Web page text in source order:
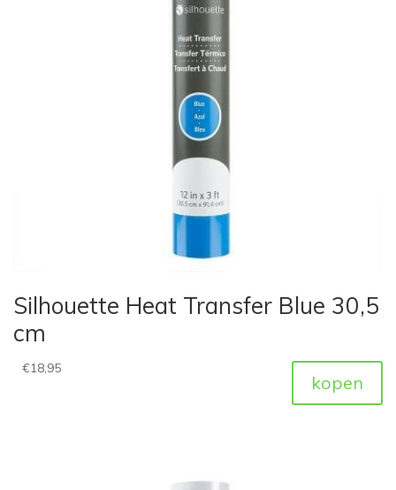
Silhouette Heat Transfer Blue 30,5
cm
€18,95
kopen